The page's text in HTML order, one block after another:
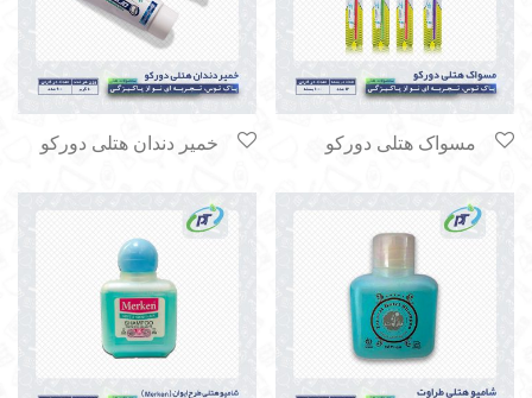
خمیر دندان هتلی دورکو مسواک هتلی دورکو